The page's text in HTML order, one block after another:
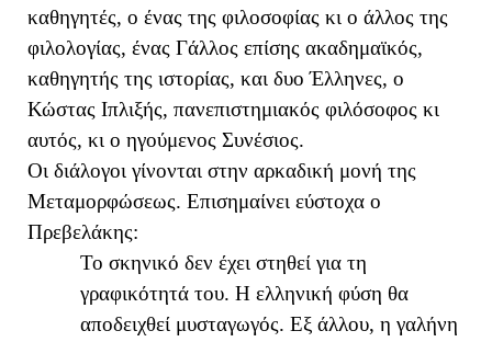
καθηγητές, ο ένας της φιλοσοφίας κι ο άλλος της
φιλολογίας, ένας Γάλλος επίσης ακαδημαϊκός,
καθηγητής της ιστορίας, και δυο Έλληνες, ο
Κώστας Ιπλιξής, πανεπιστημιακός φιλόσοφος κι
αυτός, κι ο ηγούμενος Συνέσιος.
Οι διάλογοι γίνονται στην αρκαδική μονή της
Μεταμορφώσεως. Επισημαίνει εύστοχα ο
Πρεβελάκης:
Το σκηνικό δεν έχει στηθεί για τη
γραφικότητά του. Η ελληνική φύση θα
αποδειχθεί μυσταγωγός. Εξ άλλου, η γαλήνη